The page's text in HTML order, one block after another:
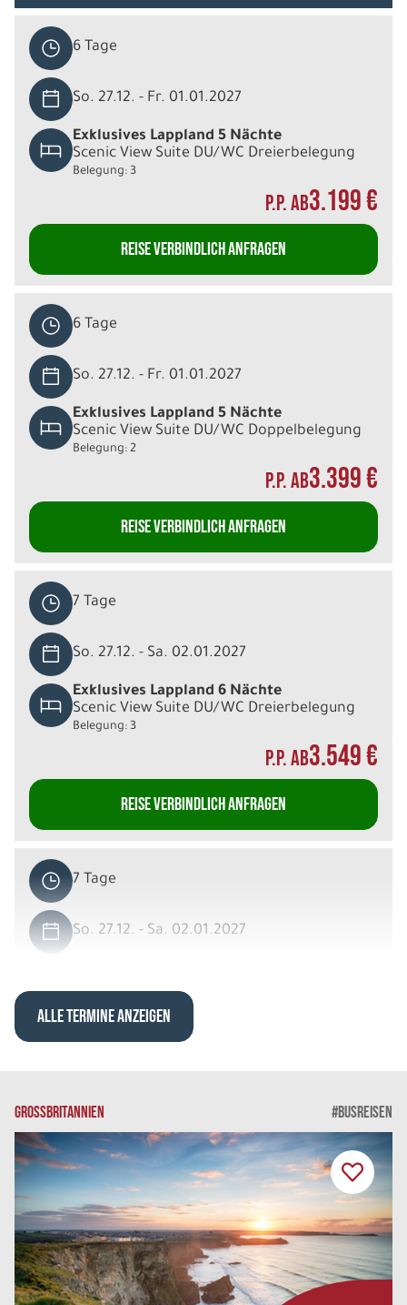
6 Tage
So. 27.12. - Fr. 01.01.2027
Exklusives Lappland 5 Nächte
Scenic View Suite DU/WC Dreierbelegung
Belegung: 3
P.P. AB3.199 €
REISE VERBINDLICH ANFRAGEN
6 Tage
So. 27.12. - Fr. 01.01.2027
Exklusives Lappland 5 Nächte
Scenic View Suite DU/WC Doppelbelegung
Belegung: 2
P.P. AB3.399 €
REISE VERBINDLICH ANFRAGEN
7 Tage
So. 27.12. - Sa. 02.01.2027
Exklusives Lappland 6 Nächte
Scenic View Suite DU/WC Dreierbelegung
Belegung: 3
P.P. AB3.549 €
REISE VERBINDLICH ANFRAGEN
7 Tage
So. 27.12. - Sa. 02.01.2027
8 Tage
So. 27.12. - So. 03.01.2027
Exklusives Lappland 7 Nächte
Scenic View Suite DU/WC Dreierbelegung
Belegung: 3
ALLE TERMINE ANZEIGEN
GROSSBRITANNIEN #BUSREISEN